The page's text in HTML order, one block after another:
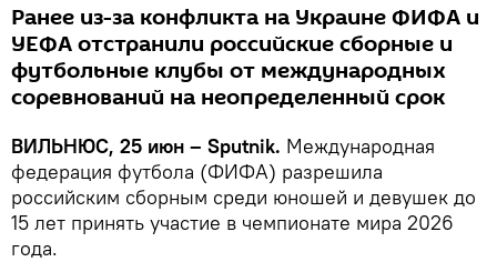
Ранее из-за конфликта на Украине ФИФА и
УЕФА отстранили российские сборные и
футбольные клубы от международных
соревнований на неопределенный срок
ВИЛЬНЮС, 25 июн – Sputnik. Международная
федерация футбола (ФИФА) разрешила
российским сборным среди юношей и девушек до
15 лет принять участие в чемпионате мира 2026
года.